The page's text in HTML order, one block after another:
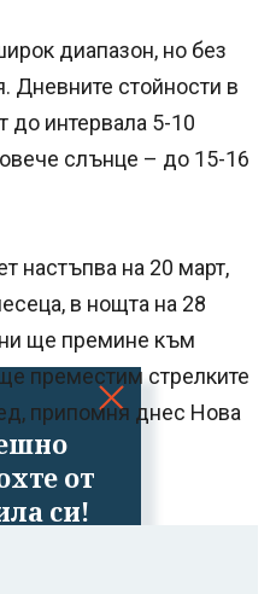
от
си!
диапазон, но без
Дневните стойности в
до интервала 5-10
слънце – до 15-16
настъпва на 20 март,
в нощта на 28
ще премине към
преместим стрелките
припомня днес Нова